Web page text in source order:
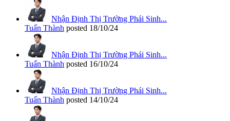
Nhận Định Thị Trường Phái Sinh...
Tuấn Thành posted 18/10/24
Nhận Định Thị Trường Phái Sinh...
Tuấn Thành posted 16/10/24
Nhận Định Thị Trường Phái Sinh...
Tuấn Thành posted 14/10/24